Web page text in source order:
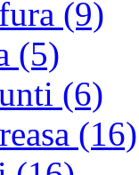
(9)
(5)
(6)
(16)